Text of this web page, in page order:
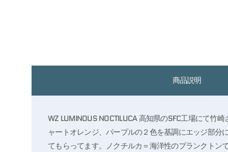
商品説明
WZ LUMINOUS NOCTILUCA 高知県のSFC工場にて
ャートオレンジ、パープルの２色を基調にエッジ部
てもらってます。ノクチルカ＝海洋性のプランクトン